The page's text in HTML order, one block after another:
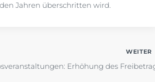
Jahren überschritten wird.
WEITER
Erhöhung des